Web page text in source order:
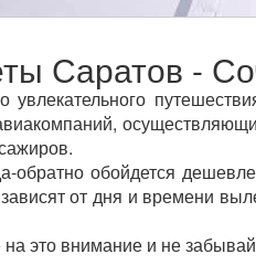
Саратов -
обойдется
от дня и времени
это внимание и не